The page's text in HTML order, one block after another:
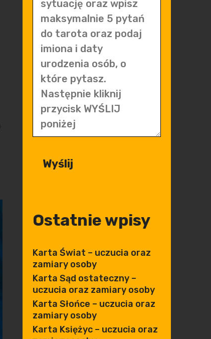
Ostatnie wpisy
Karta Świat – uczucia oraz
zamiary osoby
Karta Sąd ostateczny –
uczucia oraz zamiary osoby
Karta Słońce – uczucia oraz
zamiary osoby
Karta Księżyc – uczucia oraz